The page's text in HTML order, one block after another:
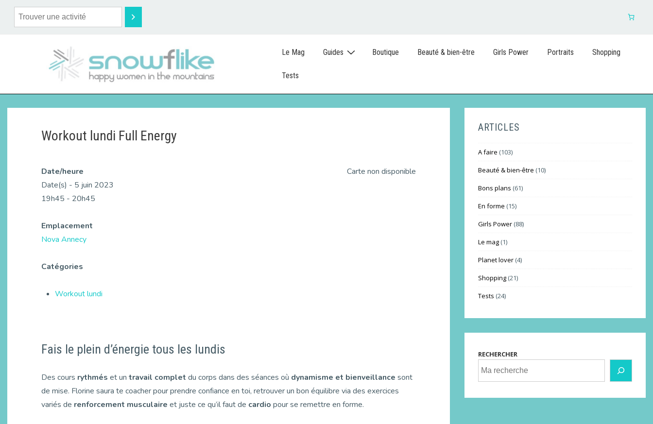
Le Mag Guides Boutique Beauté & bien-être Girls Power Portraits Shopping
Tests
Workout lundi Full Energy
Carte non disponible
Date/heure
Date(s) - 5 juin 2023
19h45 - 20h45
Emplacement
Nova Annecy
Catégories
Workout lundi
Fais le plein d’énergie tous les lundis
Des cours rythmés et un travail complet du corps dans des séances où dynamisme et bienveillance sont
de mise. Florine saura te coacher pour prendre confiance en toi, retrouver un bon équilibre via des exercices
variés de renforcement musculaire et juste ce qu’il faut de cardio pour se remettre en forme.
ARTICLES
A faire (103)
Beauté & bien-être (10)
Bons plans (61)
En forme (15)
Girls Power(88)
Le mag(1)
Planet lover(4)
Shopping(21)
Tests (24)
RECHERCHER